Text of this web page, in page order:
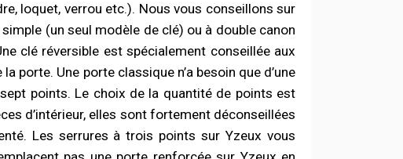
loquet, verrou etc.). Nous vous conseillons sur
(un seul modèle de clé) ou à double canon
clé réversible est spécialement conseillée aux
porte. Une porte classique n’a besoin que d’une
points. Le choix de la quantité de points est
d’intérieur, elles sont fortement déconseillées
Les serrures à trois points sur Yzeux vous